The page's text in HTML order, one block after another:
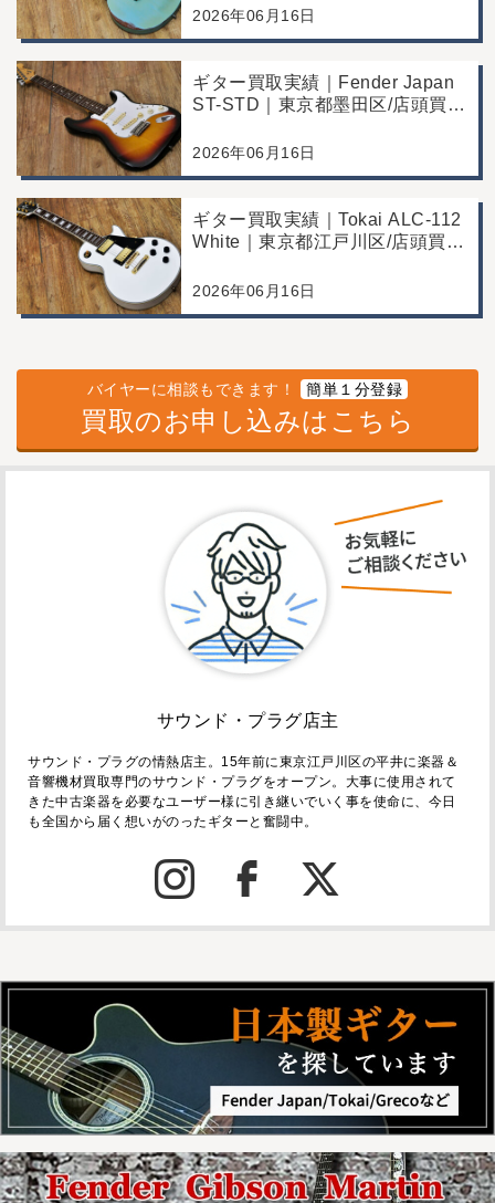
例
2026年06月16日
ギター買取実績｜Fender Japan
ST-STD｜東京都墨田区/店頭買
2026年06月16日
ギター買取実績｜Tokai ALC-112
White｜東京都江戸川区/店頭買
2026年06月16日
バイヤーに相談もできます！ 簡単１分登録
買取のお申し込みはこちら
サウンド・プラグ店主
サウンド・プラグの情熱店主。15年前に東京江戸川区の平井に楽器＆
音響機材買取専門のサウンド・プラグをオープン。大事に使用されて
きた中古楽器を必要なユーザー様に引き継いでいく事を使命に、今日
も全国から届く想いがのったギターと奮闘中。